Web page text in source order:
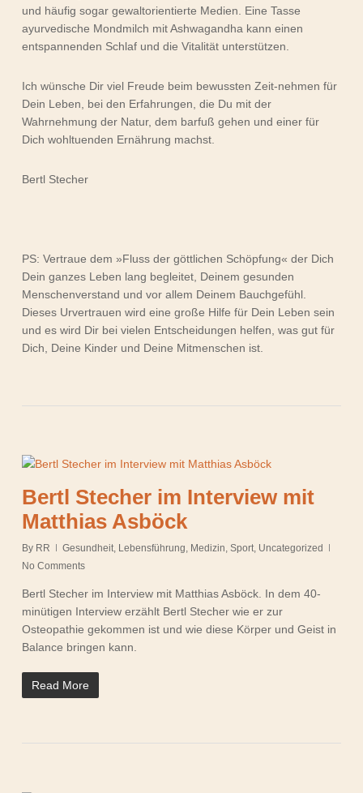
und häufig sogar gewaltorientierte Medien. Eine Tasse
ayurvedische Mondmilch mit Ashwagandha kann einen
entspannenden Schlaf und die Vitalität unterstützen.
Ich wünsche Dir viel Freude beim bewussten Zeit-nehmen für
Dein Leben, bei den Erfahrungen, die Du mit der
Wahrnehmung der Natur, dem barfuß gehen und einer für
Dich wohltuenden Ernährung machst.
Bertl Stecher
PS: Vertraue dem »Fluss der göttlichen Schöpfung« der Dich
Dein ganzes Leben lang begleitet, Deinem gesunden
Menschenverstand und vor allem Deinem Bauchgefühl.
Dieses Urvertrauen wird eine große Hilfe für Dein Leben sein
und es wird Dir bei vielen Entscheidungen helfen, was gut für
Dich, Deine Kinder und Deine Mitmenschen ist.
Bertl Stecher im Interview mit
Matthias Asböck
By RR Gesundheit, Lebensführung, Medizin, Sport, Uncategorized
No Comments
Bertl Stecher im Interview mit Matthias Asböck. In dem 40-
minütigen Interview erzählt Bertl Stecher wie er zur
Osteopathie gekommen ist und wie diese Körper und Geist in
Balance bringen kann.
Read More